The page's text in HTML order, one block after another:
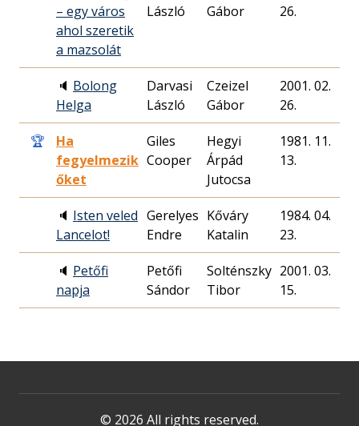
– egy város
ahol szeretik
a mazsolát
László
Gábor
26.
🔈 Bolong
Helga
Darvasi
László
Czeizel
Gábor
2001. 02.
26.
🏆
Ha
fegyelmezik
őket
Giles
Cooper
Hegyi
Árpád
Jutocsa
1981. 11.
13.
🔈 Isten veled
Lancelot!
Gerelyes
Endre
Kőváry
Katalin
1984. 04.
23.
🔈 Petőfi
napja
Petőfi
Sándor
Solténszky
Tibor
2001. 03.
15.
© 2026 All rights reserved.